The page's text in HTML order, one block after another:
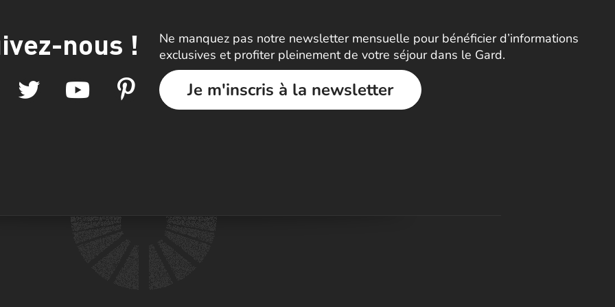
nous !
Ne manquez pas notre newsletter mensuelle pour bénéficier d’informations
exclusives et profiter pleinement de votre séjour dans le Gard.
Je m'inscris à la newsletter